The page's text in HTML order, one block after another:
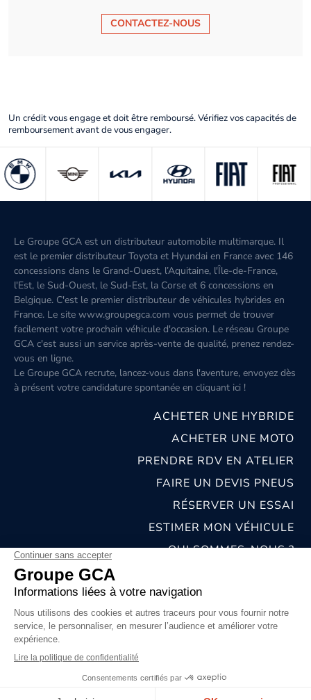
CONTACTEZ-NOUS
Un crédit vous engage et doit être remboursé. Vérifiez vos capacités de
remboursement avant de vous engager.
Le Groupe GCA est un distributeur automobile multimarque. Il
est le premier distributeur Toyota et Hyundai en France avec 146
concessions dans le Grand-Ouest, l’Aquitaine, l'Île-de-France,
l'Est, le Sud-Ouest, le Sud-Est, la Corse et 6 concessions en
Belgique. C'est le premier distributeur de véhicules hybrides en
France. Le site www.groupegca.com vous permet de trouver
facilement votre prochain véhicule d'occasion. Le réseau Groupe
GCA c'est aussi un service après-vente de qualité, prenez rendez-
vous en ligne.
Le Groupe GCA recrute, lancez-vous dans l'aventure, envoyez dès
à présent votre candidature spontanée en cliquant ici !
ACHETER UNE HYBRIDE
ACHETER UNE MOTO
PRENDRE RDV EN ATELIER
FAIRE UN DEVIS PNEUS
RÉSERVER UN ESSAI
ESTIMER MON VÉHICULE
QUI SOMMES-NOUS ?
NOS CONCESSIONS & CARROSSERIES
MENTIONS LÉGALES
CONDITIONS GÉNÉRALES DE VENTE